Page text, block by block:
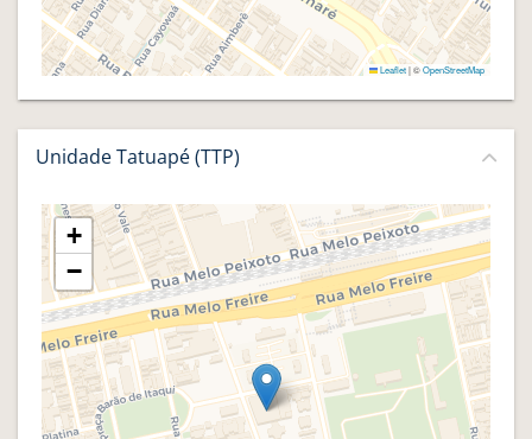
Leaflet|©OpenStreetMap
Unidade Tatuapé (TTP)
+
−